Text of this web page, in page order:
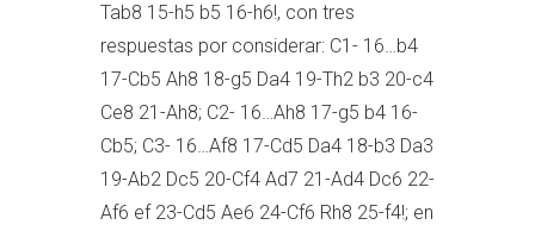
Tab8 15-h5 b5 16-h6!, con tres
respuestas por considerar: C1- 16…b4
17-Cb5 Ah8 18-g5 Da4 19-Th2 b3 20-c4
Ce8 21-Ah8; C2- 16…Ah8 17-g5 b4 16-
Cb5; C3- 16…Af8 17-Cd5 Da4 18-b3 Da3
19-Ab2 Dc5 20-Cf4 Ad7 21-Ad4 Dc6 22-
Af6 ef 23-Cd5 Ae6 24-Cf6 Rh8 25-f4!; en